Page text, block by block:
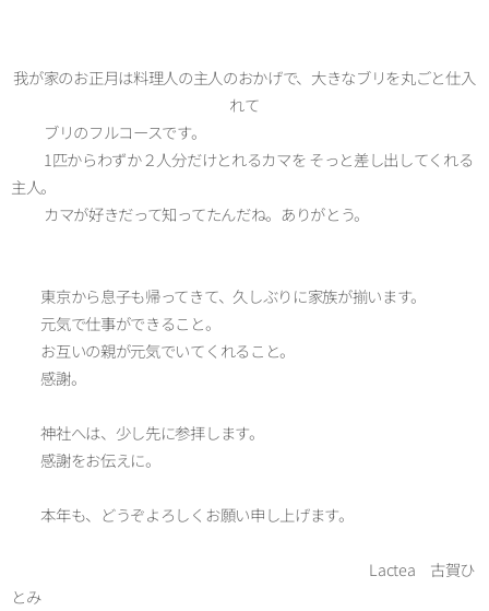
我が家のお正月は料理人の主人のおかげで、大きなブリを丸ごと仕入
れて
ブリのフルコースです。
1匹からわずか２人分だけとれるカマを そっと差し出してくれる
主人。
カマが好きだって知ってたんだね。ありがとう。
東京から息子も帰ってきて、久しぶりに家族が揃います。
元気で仕事ができること。
お互いの親が元気でいてくれること。
感謝。
神社へは、少し先に参拝します。
感謝をお伝えに。
本年も、どうぞよろしくお願い申し上げます。
Lactea 古賀ひ
とみ